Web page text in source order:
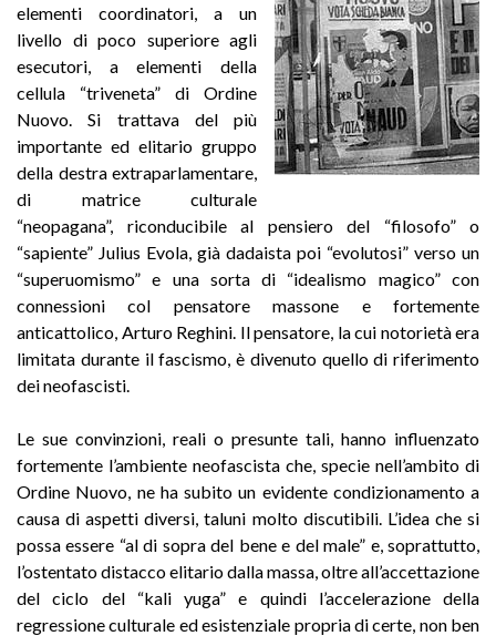
elementi coordinatori, a un
livello di poco superiore agli
esecutori, a elementi della
cellula “triveneta” di Ordine
Nuovo. Si trattava del più
importante ed elitario gruppo
della destra extraparlamentare,
di matrice culturale
“neopagana”, riconducibile al pensiero del “filosofo” o
“sapiente” Julius Evola, già dadaista poi “evolutosi” verso un
“superuomismo” e una sorta di “idealismo magico” con
connessioni col pensatore massone e fortemente
anticattolico, Arturo Reghini. Il pensatore, la cui notorietà era
limitata durante il fascismo, è divenuto quello di riferimento
dei neofascisti.
Le sue convinzioni, reali o presunte tali, hanno influenzato
fortemente l’ambiente neofascista che, specie nell’ambito di
Ordine Nuovo, ne ha subito un evidente condizionamento a
causa di aspetti diversi, taluni molto discutibili. L’idea che si
possa essere “al di sopra del bene e del male” e, soprattutto,
l’ostentato distacco elitario dalla massa, oltre all’accettazione
del ciclo del “kali yuga” e quindi l’accelerazione della
regressione culturale ed esistenziale propria di certe, non ben